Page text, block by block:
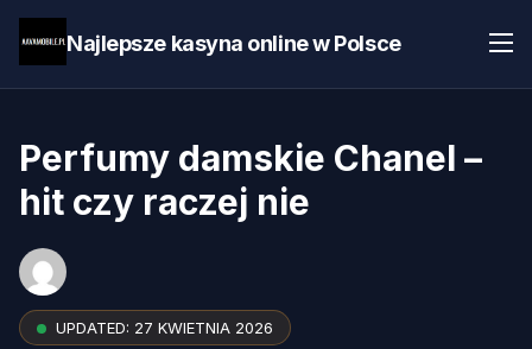
Najlepsze kasyna online w Polsce
Perfumy damskie Chanel –
hit czy raczej nie
UPDATED: 27 KWIETNIA 2026